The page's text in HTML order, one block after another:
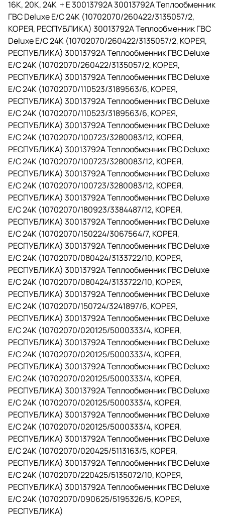
16K, 20K, 24K + Е 30013792A 30013792A Теплообменник
ГВС Deluxe E/C 24K (10702070/260422/3135057/2,
КОРЕЯ, РЕСПУБЛИКА) 30013792A Теплообменник ГВС
Deluxe E/C 24K (10702070/260422/3135057/2, КОРЕЯ,
РЕСПУБЛИКА) 30013792A Теплообменник ГВС Deluxe
E/C 24K (10702070/260422/3135057/2, КОРЕЯ,
РЕСПУБЛИКА) 30013792A Теплообменник ГВС Deluxe
E/C 24K (10702070/110523/3189563/6, КОРЕЯ,
РЕСПУБЛИКА) 30013792A Теплообменник ГВС Deluxe
E/C 24K (10702070/110523/3189563/6, КОРЕЯ,
РЕСПУБЛИКА) 30013792A Теплообменник ГВС Deluxe
E/C 24K (10702070/100723/3280083/12, КОРЕЯ,
РЕСПУБЛИКА) 30013792A Теплообменник ГВС Deluxe
E/C 24K (10702070/100723/3280083/12, КОРЕЯ,
РЕСПУБЛИКА) 30013792A Теплообменник ГВС Deluxe
E/C 24K (10702070/100723/3280083/12, КОРЕЯ,
РЕСПУБЛИКА) 30013792A Теплообменник ГВС Deluxe
E/C 24K (10702070/180923/3384487/12, КОРЕЯ,
РЕСПУБЛИКА) 30013792A Теплообменник ГВС Deluxe
E/C 24K (10702070/150224/3067564/7, КОРЕЯ,
РЕСПУБЛИКА) 30013792A Теплообменник ГВС Deluxe
E/C 24K (10702070/080424/3133722/10, КОРЕЯ,
РЕСПУБЛИКА) 30013792A Теплообменник ГВС Deluxe
E/C 24K (10702070/080424/3133722/10, КОРЕЯ,
РЕСПУБЛИКА) 30013792A Теплообменник ГВС Deluxe
E/C 24K (10702070/150724/3241897/6, КОРЕЯ,
РЕСПУБЛИКА) 30013792A Теплообменник ГВС Deluxe
E/C 24K (10702070/020125/5000333/4, КОРЕЯ,
РЕСПУБЛИКА) 30013792A Теплообменник ГВС Deluxe
E/C 24K (10702070/020125/5000333/4, КОРЕЯ,
РЕСПУБЛИКА) 30013792A Теплообменник ГВС Deluxe
E/C 24K (10702070/020125/5000333/4, КОРЕЯ,
РЕСПУБЛИКА) 30013792A Теплообменник ГВС Deluxe
E/C 24K (10702070/020125/5000333/4, КОРЕЯ,
РЕСПУБЛИКА) 30013792A Теплообменник ГВС Deluxe
E/C 24K (10702070/020125/5000333/4, КОРЕЯ,
РЕСПУБЛИКА) 30013792A Теплообменник ГВС Deluxe
E/C 24K (10702070/020425/5113163/5, КОРЕЯ,
РЕСПУБЛИКА) 30013792A Теплообменник ГВС Deluxe
E/C 24K (10702070/220425/5135072/10, КОРЕЯ,
РЕСПУБЛИКА) 30013792A Теплообменник ГВС Deluxe
E/C 24K (10702070/090625/5195326/5, КОРЕЯ,
РЕСПУБЛИКА)